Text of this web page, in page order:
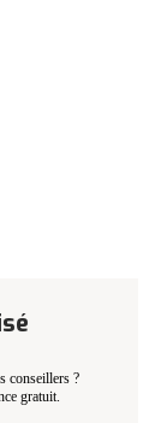
conseillers ?
gratuit.